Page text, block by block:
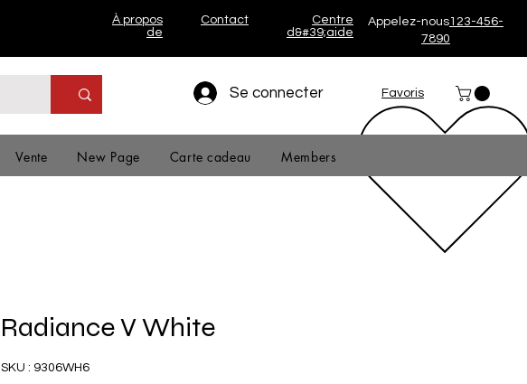
À propos
de
Contact
Centre
d&#39;aide
Appelez-nous123-456-
7890
Se connecter Favoris
Vente New Page Carte cadeau Members
Radiance V White
SKU : 9306WH6